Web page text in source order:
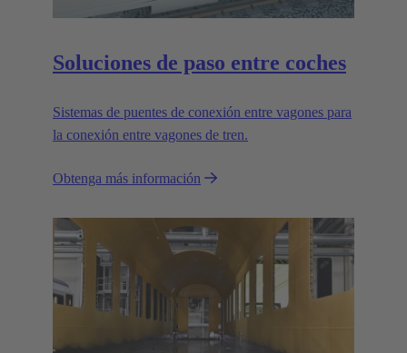
Soluciones de paso entre coches
Sistemas de puentes de conexión entre vagones para
la conexión entre vagones de tren.
Obtenga más información